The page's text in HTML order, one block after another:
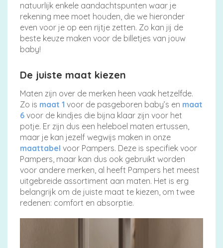
Alle
luiers
Luierbroekjes
Billendoekjes
Maten
natuurlijk enkele aandachtspunten waar je
rekening mee moet houden, die we hieronder
even voor je op een rijtje zetten. Zo kan jij de
beste keuze maken voor de billetjes van jouw
baby!
De juiste maat kiezen
Maten zijn over de merken heen vaak hetzelfde.
Zo is maat 1 voor de pasgeboren baby’s en maat
6 voor de kindjes die bijna klaar zijn voor het
potje. Er zijn dus een heleboel maten ertussen,
maar je kan jezelf wegwijs maken in onze
maattabel voor Pampers. Deze is specifiek voor
Pampers, maar kan dus ook gebruikt worden
voor andere merken, al heeft Pampers het meest
uitgebreide assortiment aan maten. Het is erg
belangrijk om de juiste maat te kiezen, om twee
redenen: comfort en absorptie.